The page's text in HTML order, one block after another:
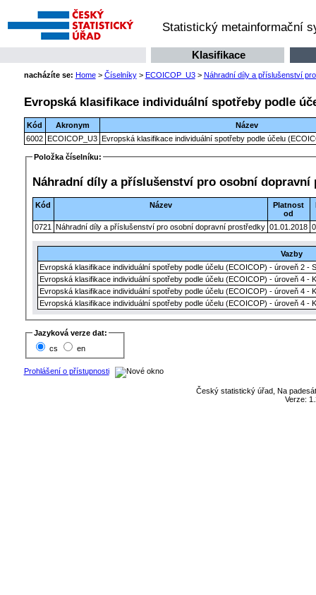
Statistický metainformační
Klasifikace
nacházíte se: Home> Číselníky> ECOICOP_U3> Náhradní díly a příslušenství
Evropská klasifikace individuální spotřeby podle
Kód Akronym
Název
6002 ECOICOP_U3 Evropská klasifikace individuální spotřeby podle účelu
Položka číselníku:
Náhradní díly a příslušenství pro osobní dopravní
Kód Název
Platnost
od
0721 Náhradní díly a příslušenství pro osobní dopravní prostředky 01.01.2018
Vazby
Evropská klasifikace individuální spotřeby podle účelu (ECOICOP) - úroveň 2 -
Evropská klasifikace individuální spotřeby podle účelu (ECOICOP) - úroveň 4 -
Evropská klasifikace individuální spotřeby podle účelu (ECOICOP) - úroveň 4 -
Evropská klasifikace individuální spotřeby podle účelu (ECOICOP) - úroveň 4 -
Jazyková verze dat:
cs
en
Prohlášení o přístupnosti
Český statistický úřad, Na
Verze: